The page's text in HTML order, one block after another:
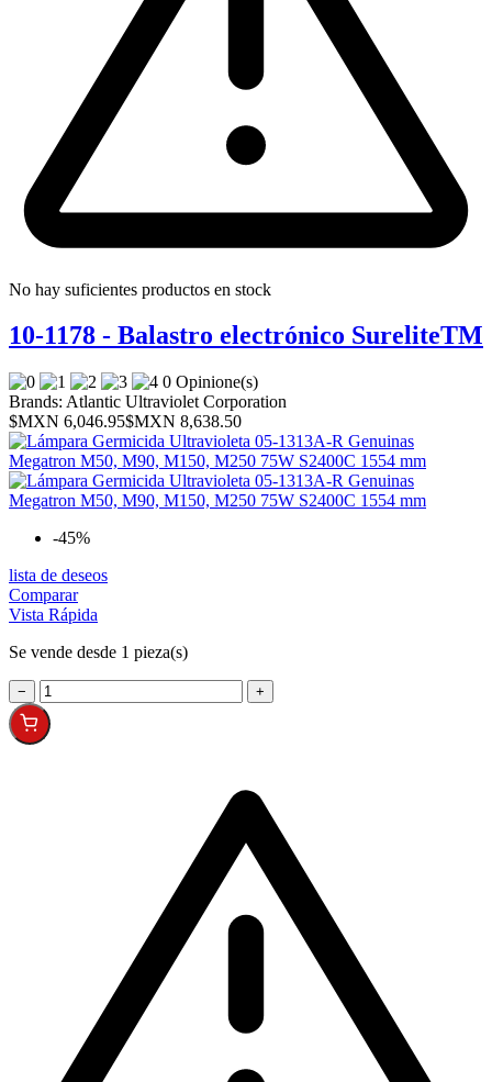
No hay suficientes productos en stock
10-1178 - Balastro electrónico SureliteTM
0 Opinione(s)
Brands: Atlantic Ultraviolet Corporation
$MXN 6,046.95$MXN 8,638.50
-45%
lista de deseos
Comparar
Vista Rápida
Se vende desde 1 pieza(s)
− +